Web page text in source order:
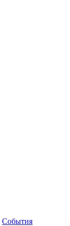
События